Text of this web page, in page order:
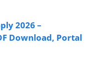
2026 –
Download, Portal